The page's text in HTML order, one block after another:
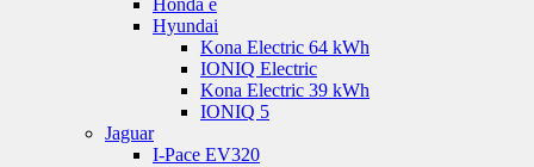
Hyundai
Kona Electric 64 kWh
IONIQ Electric
Kona Electric 39 kWh
IONIQ 5
Jaguar
I-Pace EV320